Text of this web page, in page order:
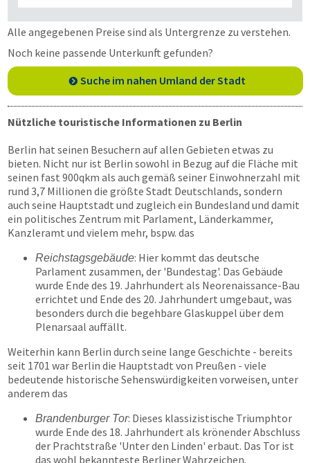
Alle angegebenen Preise sind als Untergrenze zu verstehen.
Noch keine passende Unterkunft gefunden?
Suche im nahen Umland der Stadt
Nützliche touristische Informationen zu Berlin
Berlin hat seinen Besuchern auf allen Gebieten etwas zu
bieten. Nicht nur ist Berlin sowohl in Bezug auf die Fläche mit
seinen fast 900qkm als auch gemäß seiner Einwohnerzahl mit
rund 3,7 Millionen die größte Stadt Deutschlands, sondern
auch seine Hauptstadt und zugleich ein Bundesland und damit
ein politisches Zentrum mit Parlament, Länderkammer,
Kanzleramt und vielem mehr, bspw. das
Reichstagsgebäude: Hier kommt das deutsche
Parlament zusammen, der 'Bundestag'. Das Gebäude
wurde Ende des 19. Jahrhundert als Neorenaissance-Bau
errichtet und Ende des 20. Jahrhundert umgebaut, was
besonders durch die begehbare Glaskuppel über dem
Plenarsaal auffällt.
Weiterhin kann Berlin durch seine lange Geschichte - bereits
seit 1701 war Berlin die Hauptstadt von Preußen - viele
bedeutende historische Sehenswürdigkeiten vorweisen, unter
anderem das
Brandenburger Tor: Dieses klassizistische Triumphtor
wurde Ende des 18. Jahrhundert als krönender Abschluss
der Prachtstraße 'Unter den Linden' erbaut. Das Tor ist
das wohl bekannteste Berliner Wahrzeichen.